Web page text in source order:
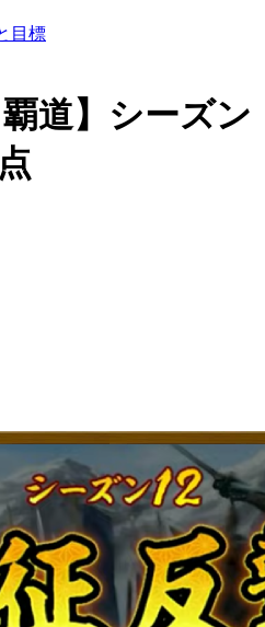
目標
覇道】シーズン